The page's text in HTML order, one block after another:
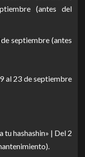
(antes del
septiembre (antes
al 23 de septiembre
tu hashashin» | Del 2